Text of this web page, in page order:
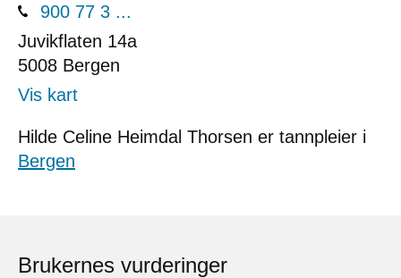
900 77 3 ...
Juvikflaten 14a
5008 Bergen
Vis kart
Hilde Celine Heimdal Thorsen er tannpleier i
Bergen
Brukernes vurderinger